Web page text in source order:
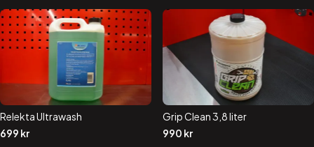
Relekta Ultrawash
699 kr
Grip Clean 3,8 liter
990 kr